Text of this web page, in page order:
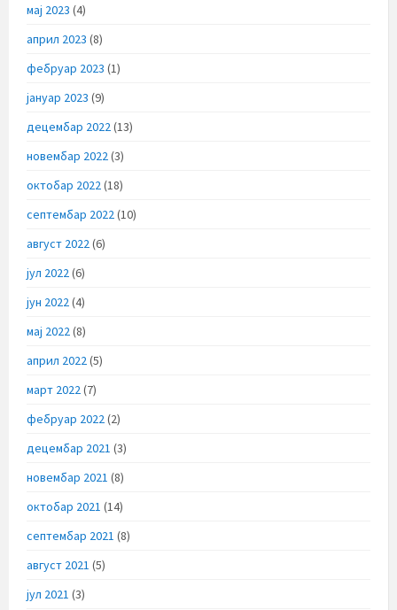
мај 2023 (4)
април 2023 (8)
фебруар 2023 (1)
јануар 2023 (9)
децембар 2022(13)
новембар 2022(3)
октобар 2022(18)
септембар 2022(10)
август 2022(6)
јул 2022(6)
јун 2022(4)
мај 2022(8)
април 2022(5)
март 2022(7)
фебруар 2022(2)
децембар 2021 (3)
новембар 2021 (8)
октобар 2021 (14)
септембар 2021 (8)
август 2021 (5)
јул 2021 (3)